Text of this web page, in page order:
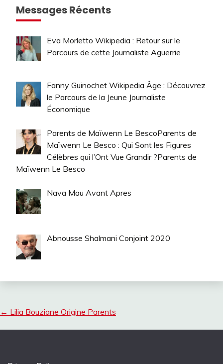
Messages Récents
Eva Morletto Wikipedia : Retour sur le
Parcours de cette Journaliste Aguerrie
Fanny Guinochet Wikipedia Âge : Découvrez
le Parcours de la Jeune Journaliste
Économique
Parents de Maïwenn Le BescoParents de
Maïwenn Le Besco : Qui Sont les Figures
Célèbres qui l’Ont Vue Grandir ?Parents de
Maïwenn Le Besco
Nava Mau Avant Apres
Abnousse Shalmani Conjoint 2020
← Lilia Bouziane Origine Parents